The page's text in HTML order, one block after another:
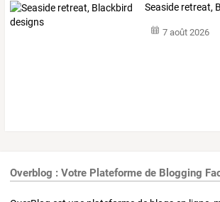
Seaside retreat,
7 août 2026
Overblog : Votre Plateforme de Blogging